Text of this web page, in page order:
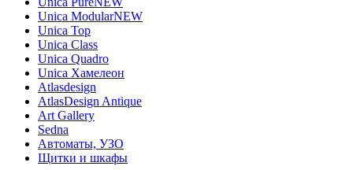
Unica ModularNEW
Unica Top
Unica Class
Unica Quadro
Unica Хамелеон
Atlasdesign
AtlasDesign Antique
Art Gallery
Sedna
Автоматы, УЗО
Щитки и шкафы